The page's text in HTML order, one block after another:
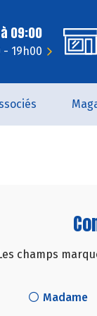
09:00
- 19h00
champs
Madame